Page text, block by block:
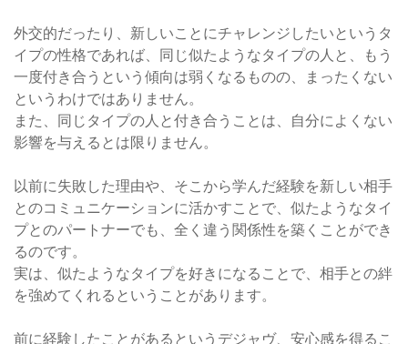
外交的だったり、新しいことにチャレンジしたいというタ
イプの性格であれば、同じ似たようなタイプの人と、もう
一度付き合うという傾向は弱くなるものの、まったくない
というわけではありません。
また、同じタイプの人と付き合うことは、自分によくない
影響を与えるとは限りません。
以前に失敗した理由や、そこから学んだ経験を新しい相手
とのコミュニケーションに活かすことで、似たようなタイ
プとのパートナーでも、全く違う関係性を築くことができ
るのです。
実は、似たようなタイプを好きになることで、相手との絆
を強めてくれるということがあります。
前に経験したことがあるというデジャヴ、安心感を得るこ